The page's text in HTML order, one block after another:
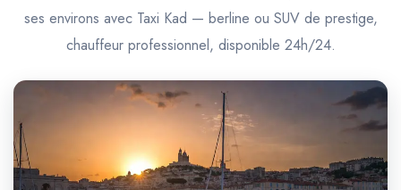
Trajet Séminaire
Trajet Longue Distance
Contactez-nous
ses environs avec Taxi Kad — berline ou SUV de prestige,
chauffeur professionnel, disponible 24h/24.